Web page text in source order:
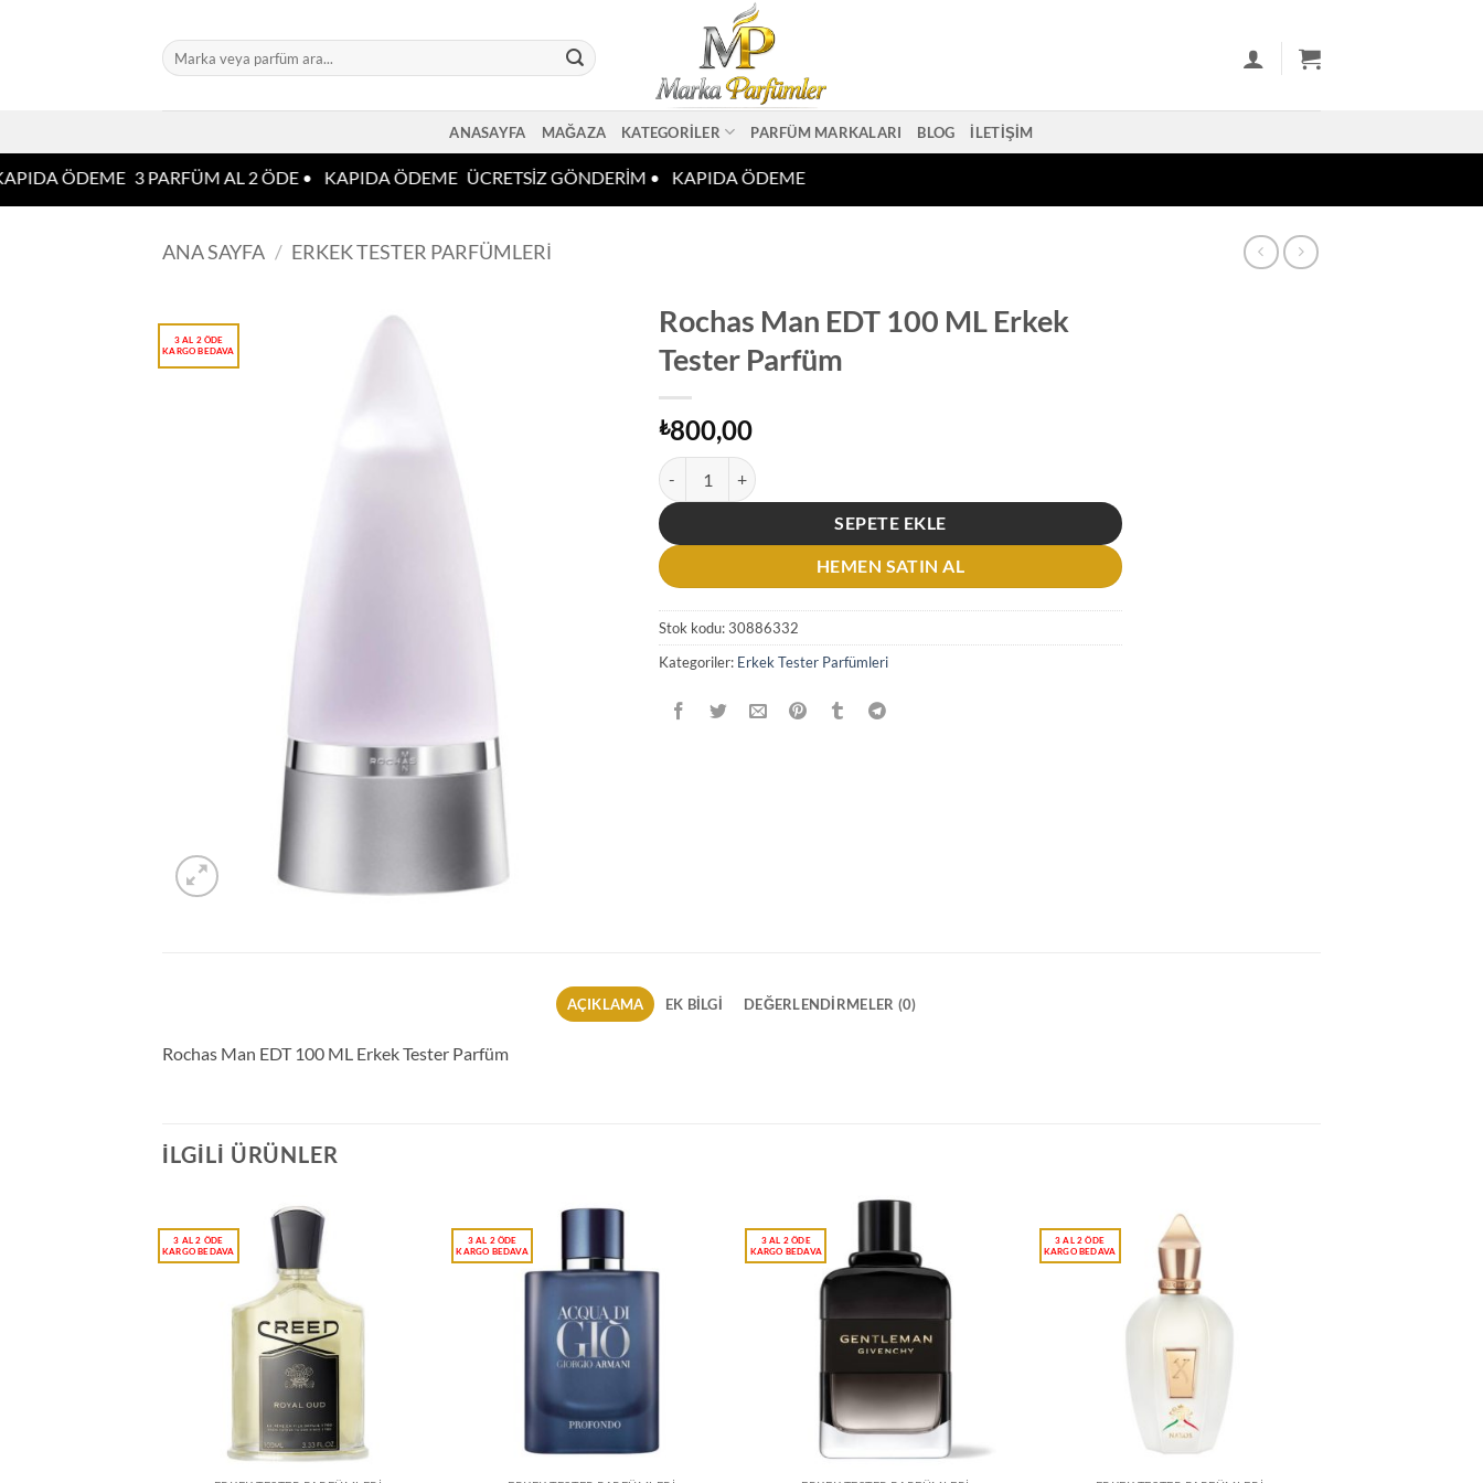
Ara:
ANASAYFA MAĞAZA KATEGORILER PARFÜM MARKALARI BLOG İLETIŞIM
ÖDEME 3 PARFÜM AL 2 ÖDE • KAPIDA ÖDEME ÜCRETSİZ GÖNDERİM • KAPIDA ÖDEME
ANA SAYFA / ERKEK TESTER PARFÜMLERI
Rochas Man EDT 100 ML Erkek
Tester Parfüm
₺800,00
Rochas Man EDT 100 ML Erkek Tester Parfüm adet
SEPETE EKLE
HEMEN SATIN AL
Stok kodu:30886332
Kategoriler: Erkek Tester Parfümleri
AÇIKLAMA EK BILGI DEĞERLENDIRMELER (0)
Rochas Man EDT 100 ML Erkek Tester Parfüm
İLGILI ÜRÜNLER